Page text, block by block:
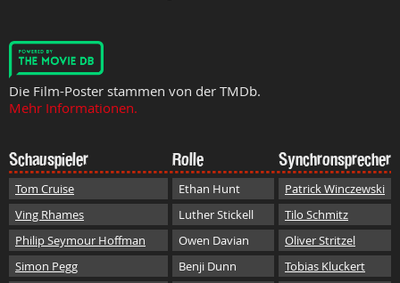
Die Film-Poster stammen von der TMDb.
Mehr Informationen.
Schauspieler Rolle Synchronsprecher
Tom Cruise Ethan Hunt
Patrick Winczewski
Ving Rhames
Luther Stickell
Tilo Schmitz
Philip Seymour Hoffman
Owen Davian
Oliver Stritzel
Simon Pegg
Benji Dunn Tobias Kluckert